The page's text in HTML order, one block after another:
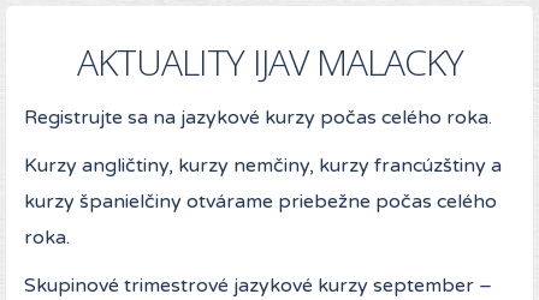
AKTUALITY IJAV MALACKY
Registrujte sa na jazykové kurzy počas celého roka.
Kurzy angličtiny, kurzy nemčiny, kurzy francúzštiny a
kurzy španielčiny otvárame priebežne počas celého
roka.
Skupinové trimestrové jazykové kurzy september –